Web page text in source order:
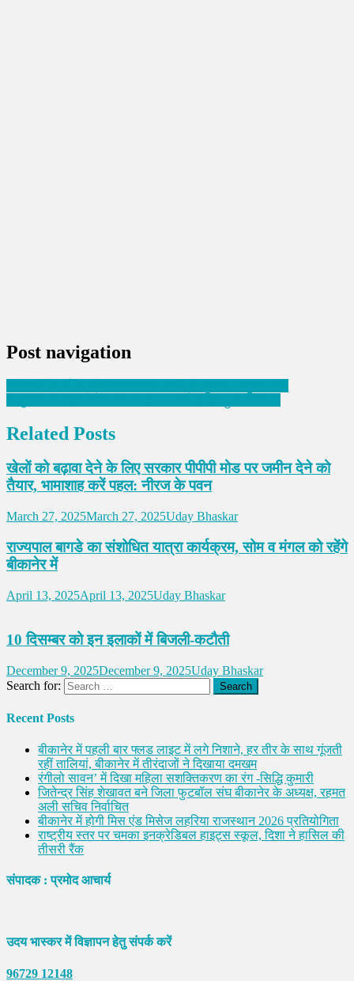
Post navigation
Related Posts
खेलों को बढ़ावा देने के लिए सरकार पीपीपी मोड पर जमीन देने को
तैयार, भामाशाह करें पहल: नीरज के पवन
March 27, 2025March 27, 2025Uday Bhaskar
राज्यपाल बागडे का संशोधित यात्रा कार्यक्रम, सोम व मंगल को रहेंगे
बीकानेर में
April 13, 2025April 13, 2025Uday Bhaskar
10 दिसम्बर को इन इलाकों में बिजली-कटौती
December 9, 2025December 9, 2025Uday Bhaskar
Search for:
Recent Posts
बीकानेर में पहली बार फ्लड लाइट में लगे निशाने, हर तीर के साथ गूंजती
रहीं तालियां, बीकानेर में तीरंदाजों ने दिखाया दमखम
रंगीलो सावन’ में दिखा महिला सशक्तिकरण का रंग -सिद्धि कुमारी
जितेन्द्र सिंह शेखावत बने जिला फुटबॉल संघ बीकानेर के अध्यक्ष, रहमत
अली सचिव निर्वाचित
बीकानेर में होगी मिस एंड मिसेज लहरिया राजस्थान 2026 प्रतियोगिता
राष्ट्रीय स्तर पर चमका इनक्रेडिबल हाइट्स स्कूल, दिशा ने हासिल की
तीसरी रैंक
संपादक : प्रमोद आचार्य
उदय भास्कर में विज्ञापन हेतु संपर्क करें
96729 12148